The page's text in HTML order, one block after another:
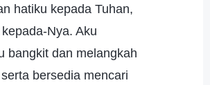
hatiku kepada Tuhan,
Nya. Aku
bangkit dan melangkah
bersedia mencari